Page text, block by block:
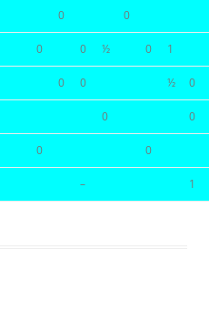
0 0
0 0 ½ 0 1
0 0 ½ 0
0 0
0 0
– 1